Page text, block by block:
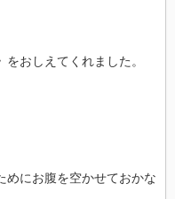
をおしえてくれました。
めにお腹を空かせておかな